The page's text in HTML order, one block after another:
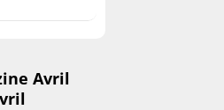
Avril